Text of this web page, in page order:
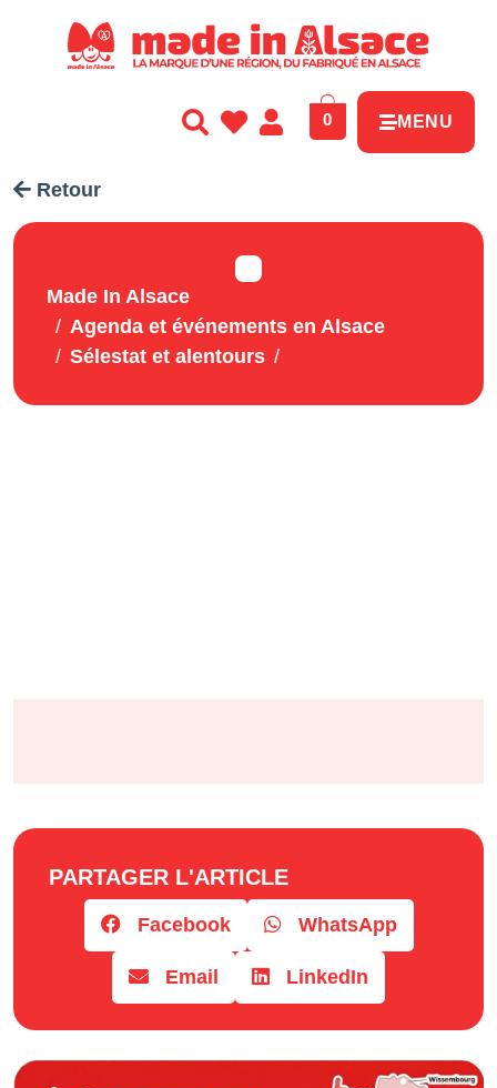
0 MENU
Retour
Made In Alsace
Agenda et événements en Alsace
Sélestat et alentours
PARTAGER L'ARTICLE
Facebook WhatsApp
Email LinkedIn